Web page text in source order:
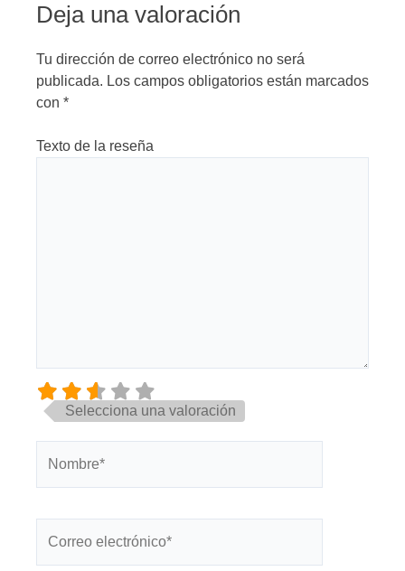
Deja una valoración
Tu dirección de correo electrónico no será
publicada. Los campos obligatorios están marcados
con *
Texto de la reseña
Selecciona una valoración
electrónico*